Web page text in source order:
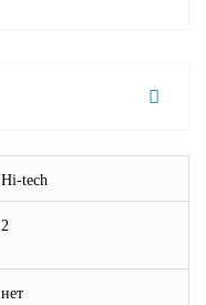
Hi-tech
2
нет